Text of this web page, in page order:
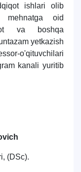
ishlari olib
oid
va boshqa
yetkazish
o'qituvchilari
kanali yuritib
(DSc).